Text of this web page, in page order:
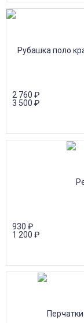
2 760 ₽
3 500 ₽
930 ₽
1 200 ₽